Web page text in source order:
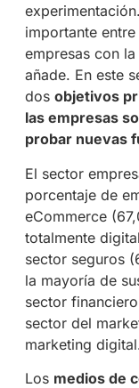
importante
empresas con
añade. En este
dos objetivos
las empresas
probar nuevas
El sector
porcentaje de
eCommerce
totalmente
sector seguros
la mayoría de
sector
sector del
marketing
Los medios de